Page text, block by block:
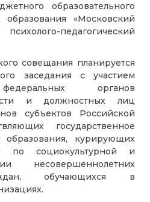
образовательного
«Московский
педагогический
совещания планируется
заседания с участием
органов
и должностных лиц
субъектов Российской
государственное
курирующих
по социокультурной и
несовершеннолетних
обучающихся в